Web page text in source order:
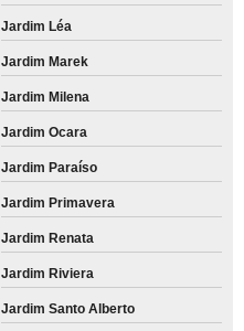
Jardim Léa
Jardim Marek
Jardim Milena
Jardim Ocara
Jardim Paraíso
Jardim Primavera
Jardim Renata
Jardim Riviera
Jardim Santo Alberto